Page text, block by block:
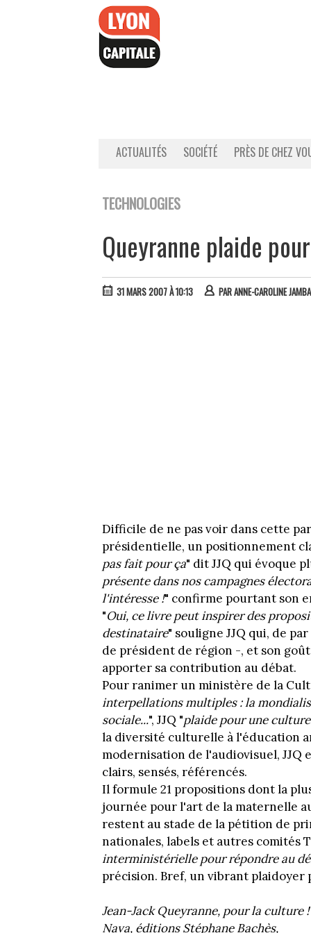
ACTUALITÉS SOCIÉTÉ PRÈS DE CHEZ
TECHNOLOGIES
Queyranne plaide
31 MARS 2007 À 10:13 PARANNE-CAROLINE
Difficile de ne pas voir dans cette
présidentielle, un positionnement
pas fait pour ça" dit JJQ qui évoque
présente dans nos campagnes
l'intéresse !" confirme pourtant son
"Oui, ce livre peut inspirer des
destinataire" souligne JJQ qui, de
de président de région -, et son
apporter sa contribution au débat.
Pour ranimer un ministère de la
interpellations multiples : la
sociale...", JJQ "plaide pour une
la diversité culturelle à l'éducation
modernisation de l'audiovisuel, JJQ
clairs, sensés, référencés.
Il formule 21 propositions dont la
journée pour l'art de la maternelle
restent au stade de la pétition de
nationales, labels et autres comités
interministérielle pour répondre au
précision. Bref, un vibrant plaidoyer
Jean-Jack Queyranne, pour la
Nava, éditions Stéphane Bachès,